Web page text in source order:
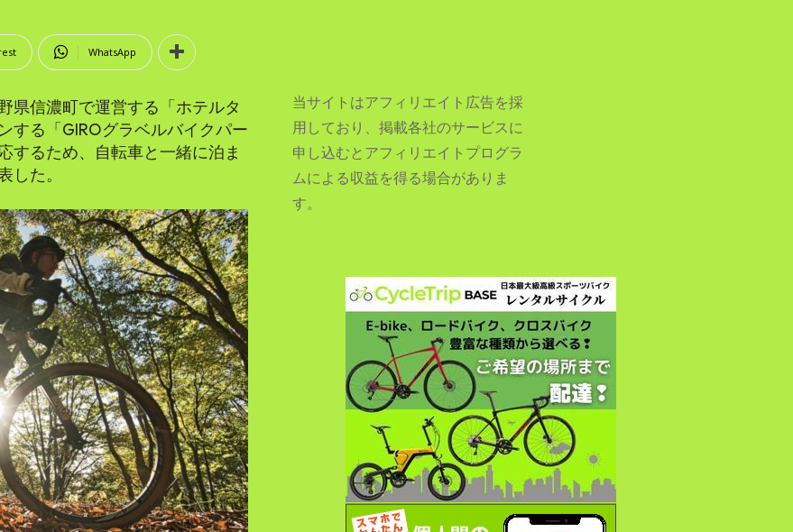
SEARCH...
WhatsApp
県信濃町で運営する「ホテルタ
する「GIROグラベルバイクパー
するため、自転車と一緒に泊ま
した。
当サイトはアフィリエイト広告を採
用しており、掲載各社のサービスに
申し込むとアフィリエイトプログラ
ムによる収益を得る場合がありま
す。